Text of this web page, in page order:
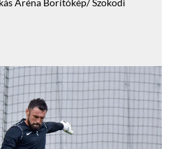
Aréna Borítókép/ Szokodi